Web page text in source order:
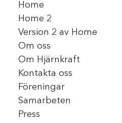
Home
Home 2
Version 2 av Home
Om oss
Om Hjärnkraft
Kontakta oss
Föreningar
Samarbeten
Press